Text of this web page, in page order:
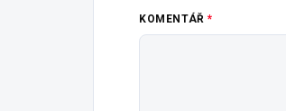
KOMENTÁŘ